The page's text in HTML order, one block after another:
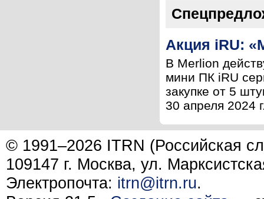
Акция iRU:
В Merlion
мини ПК iRU
закупке от 5
30 апреля 2024
© 1991–2026 ITRN (Российская
109147 г. Москва, ул.
Электропочта: itrn@itrn.ru.